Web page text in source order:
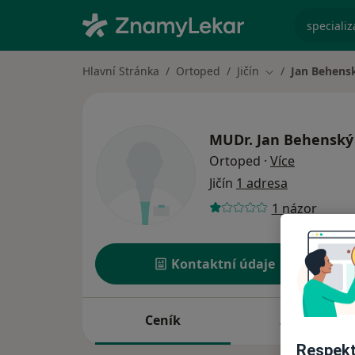
Hlavní Stránka Ortoped Jičín Změna města
Jan
MUDr. Jan Behenský
Ortoped · Více
Jičín 1 adresa
1 názor
Kontaktní údaje
Ceník Adresy